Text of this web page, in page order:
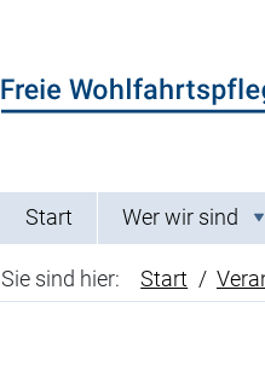
Start Wer wir sind
Sie sind hier: Start